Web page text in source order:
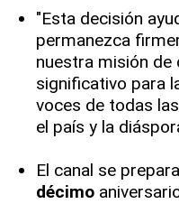
"Esta decisión
permanezca
nuestra misión de
significativo para
voces de todas
el país y la
El canal se
décimo